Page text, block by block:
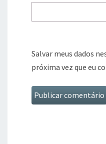
Salvar meus dados
próxima vez que eu